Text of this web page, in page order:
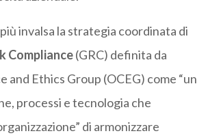
invalsa la strategia coordinata di
Compliance(GRC) definita da
and Ethics Group (OCEG) come “un
processi e tecnologia che
di armonizzare